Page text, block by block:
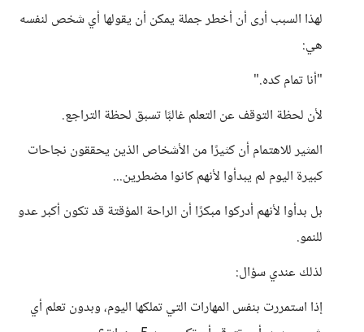
لهذا السبب أرى أن أخطر جملة يمكن أن يقولها أي شخص لنفسه
هي:
"أنا تمام كده."
لأن لحظة التوقف عن التعلم غالبًا تسبق لحظة التراجع.
المثير للاهتمام أن كثيرًا من الأشخاص الذين يحققون نجاحات
كبيرة اليوم لم يبدأوا لأنهم كانوا مضطرين...
بل بدأوا لأنهم أدركوا مبكرًا أن الراحة المؤقتة قد تكون أكبر عدو
للنمو.
لذلك عندي سؤال:
إذا استمررت بنفس المهارات التي تملكها اليوم، وبدون تعلم أي